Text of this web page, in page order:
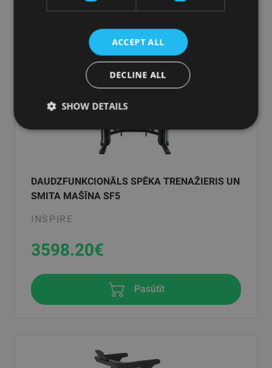
DAUDZFUNKCIONĀLS SPĒKA TRENAŽIERIS UN
SMITA MAŠĪNA SF5
INSPIRE
3598.20€
Pasūtīt
ACCEPT ALL
DECLINE ALL
SHOW DETAILS